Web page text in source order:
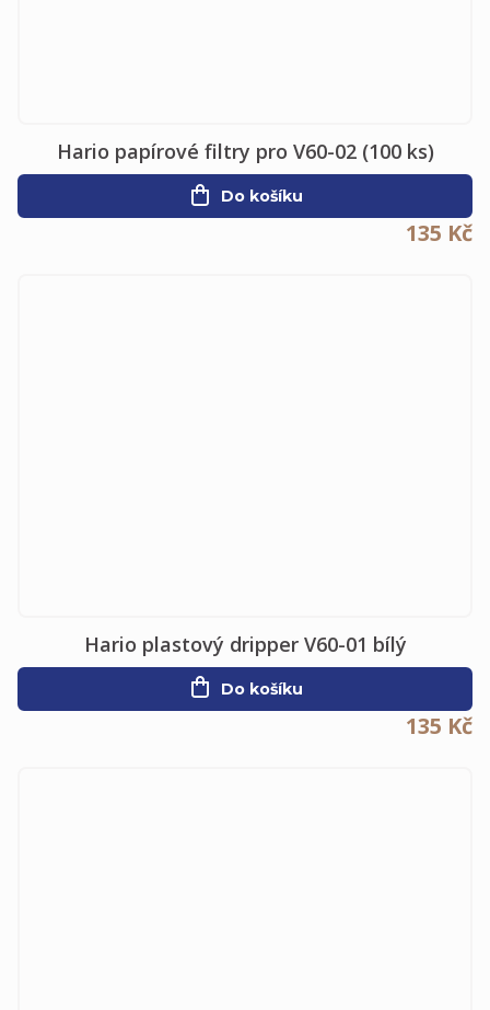
Hario papírové filtry pro V60-02 (100 ks)
135 Kč
Do košíku
Hario plastový dripper V60-01 bílý
135 Kč
Do košíku